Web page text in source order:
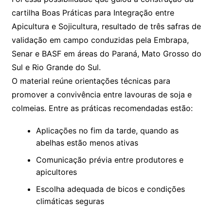
cartilha Boas Práticas para Integração entre
Apicultura e Sojicultura, resultado de três safras de
validação em campo conduzidas pela Embrapa,
Senar e BASF em áreas do Paraná, Mato Grosso do
Sul e Rio Grande do Sul.
O material reúne orientações técnicas para
promover a convivência entre lavouras de soja e
colmeias. Entre as práticas recomendadas estão:
Aplicações no fim da tarde, quando as
abelhas estão menos ativas
Comunicação prévia entre produtores e
apicultores
Escolha adequada de bicos e condições
climáticas seguras